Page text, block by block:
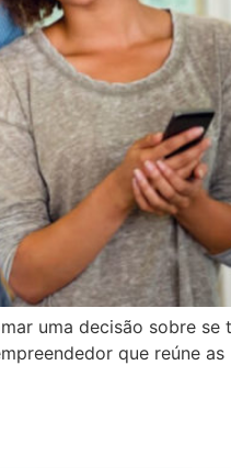
uma decisão sobre se
que reúne as